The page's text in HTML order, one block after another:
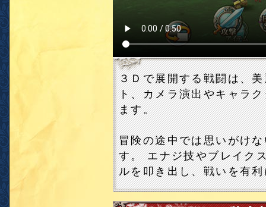
３Ｄで展開する戦闘は、
ト、カメラ演出やキャラ
ます。
冒険の途中では思いがけ
す。 エナジ技やブレイク
ルを叩き出し、戦いを有